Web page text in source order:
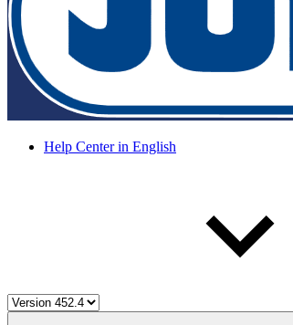
Help Center in English